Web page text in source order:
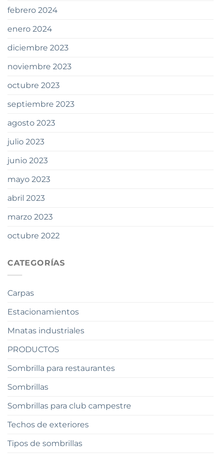
febrero 2024
enero 2024
diciembre 2023
noviembre 2023
octubre 2023
septiembre 2023
agosto 2023
julio 2023
junio 2023
mayo 2023
abril 2023
marzo 2023
octubre 2022
CATEGORÍAS
Carpas
Estacionamientos
Mnatas industriales
PRODUCTOS
Sombrilla para restaurantes
Sombrillas
Sombrillas para club campestre
Techos de exteriores
Tipos de sombrillas